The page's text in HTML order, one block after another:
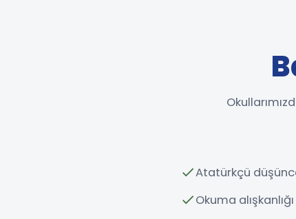
Atatürkçü
Okuma